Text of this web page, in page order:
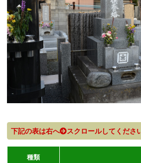
下記の表は右へ スクロールしてくださ
種類